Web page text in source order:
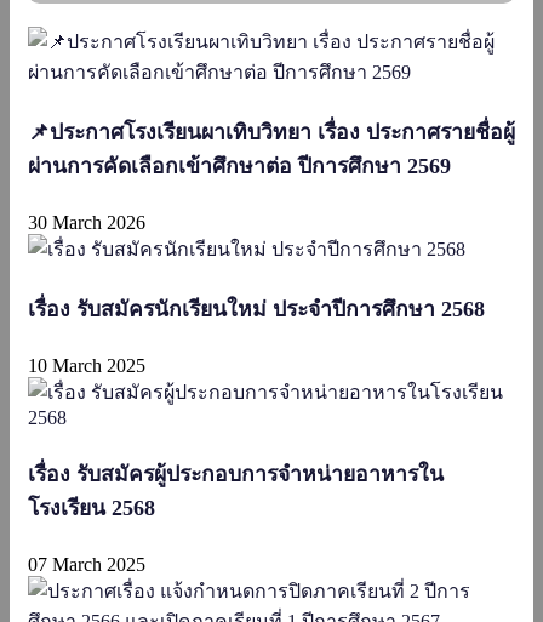
📌ประกาศโรงเรียนผาเทิบวิทยา เรื่อง ประกาศรายชื่อผู้
ผ่านการคัดเลือกเข้าศึกษาต่อ ปีการศึกษา 2569
30 March 2026
เรื่อง รับสมัครนักเรียนใหม่ ประจำปีการศึกษา 2568
10 March 2025
เรื่อง รับสมัครผู้ประกอบการจำหน่ายอาหารใน
โรงเรียน 2568
07 March 2025